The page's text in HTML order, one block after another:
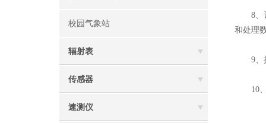
校园气象站
辐射表
传感器
速测仪
8、计
和处理
9、探
10、